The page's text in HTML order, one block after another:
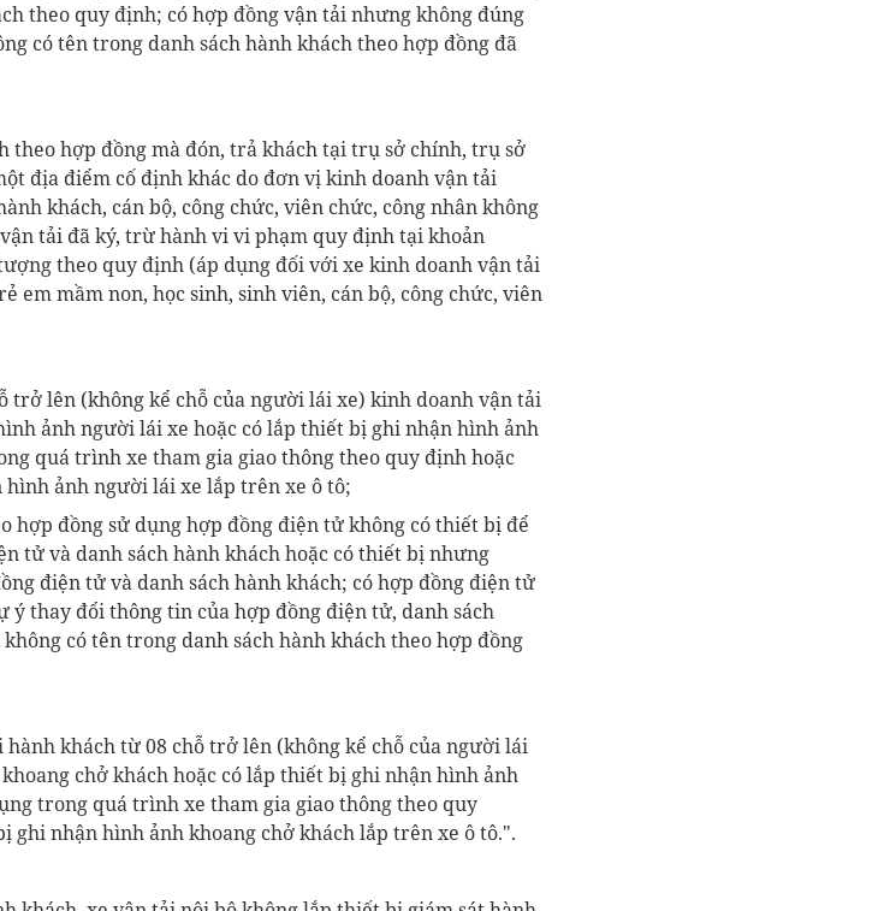
theo quy định; có hợp đồng vận tải nhưng không đúng
có tên trong danh sách hành kháchtheo hợp đồng đã
theo hợp đồng mà đón, trả khách tại trụ sở chính, trụ sở
địa điểm cố định khác do đơn vị kinh doanh vận tải
khách, cán bộ, công chức, viên chức, công nhânkhông
vận tải đã ký, trừ hành vi vi phạm quy định tại khoản
theo quy định (áp dụng đối với xe kinh doanh vận tải
em mầm non, học sinh, sinh viên, cán bộ, công chức, viên
trở lên (không kể chỗ của người lái xe) kinh doanh vận tải
ảnh người lái xe hoặc có lắp thiết bị ghi nhận hình ảnh
quá trình xe tham gia giao thôngtheo quy địnhhoặc
ảnh người lái xe lắp trênxe ô tô;
hợp đồng sử dụng hợp đồng điện tử không có thiết bị để
tử và danh sách hành kháchhoặc có thiết bị nhưng
điện tử và danh sách hành khách; có hợp đồng điện tử
thay đổi thông tin của hợp đồng điện tử, danh sách
có tên trong danh sách hành khách theo hợp đồng
hành khách từ 08 chỗ trở lên (không kể chỗ của người lái
khoang chở kháchhoặc có lắp thiết bị ghi nhận hình ảnh
trong quá trình xe tham gia giao thôngtheo quy
ghi nhậnhình ảnh khoang chở kháchlắp trênxe ô tô.".